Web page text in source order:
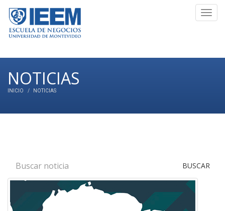
NOTICIAS
INICIO NOTICIAS
BUSCAR